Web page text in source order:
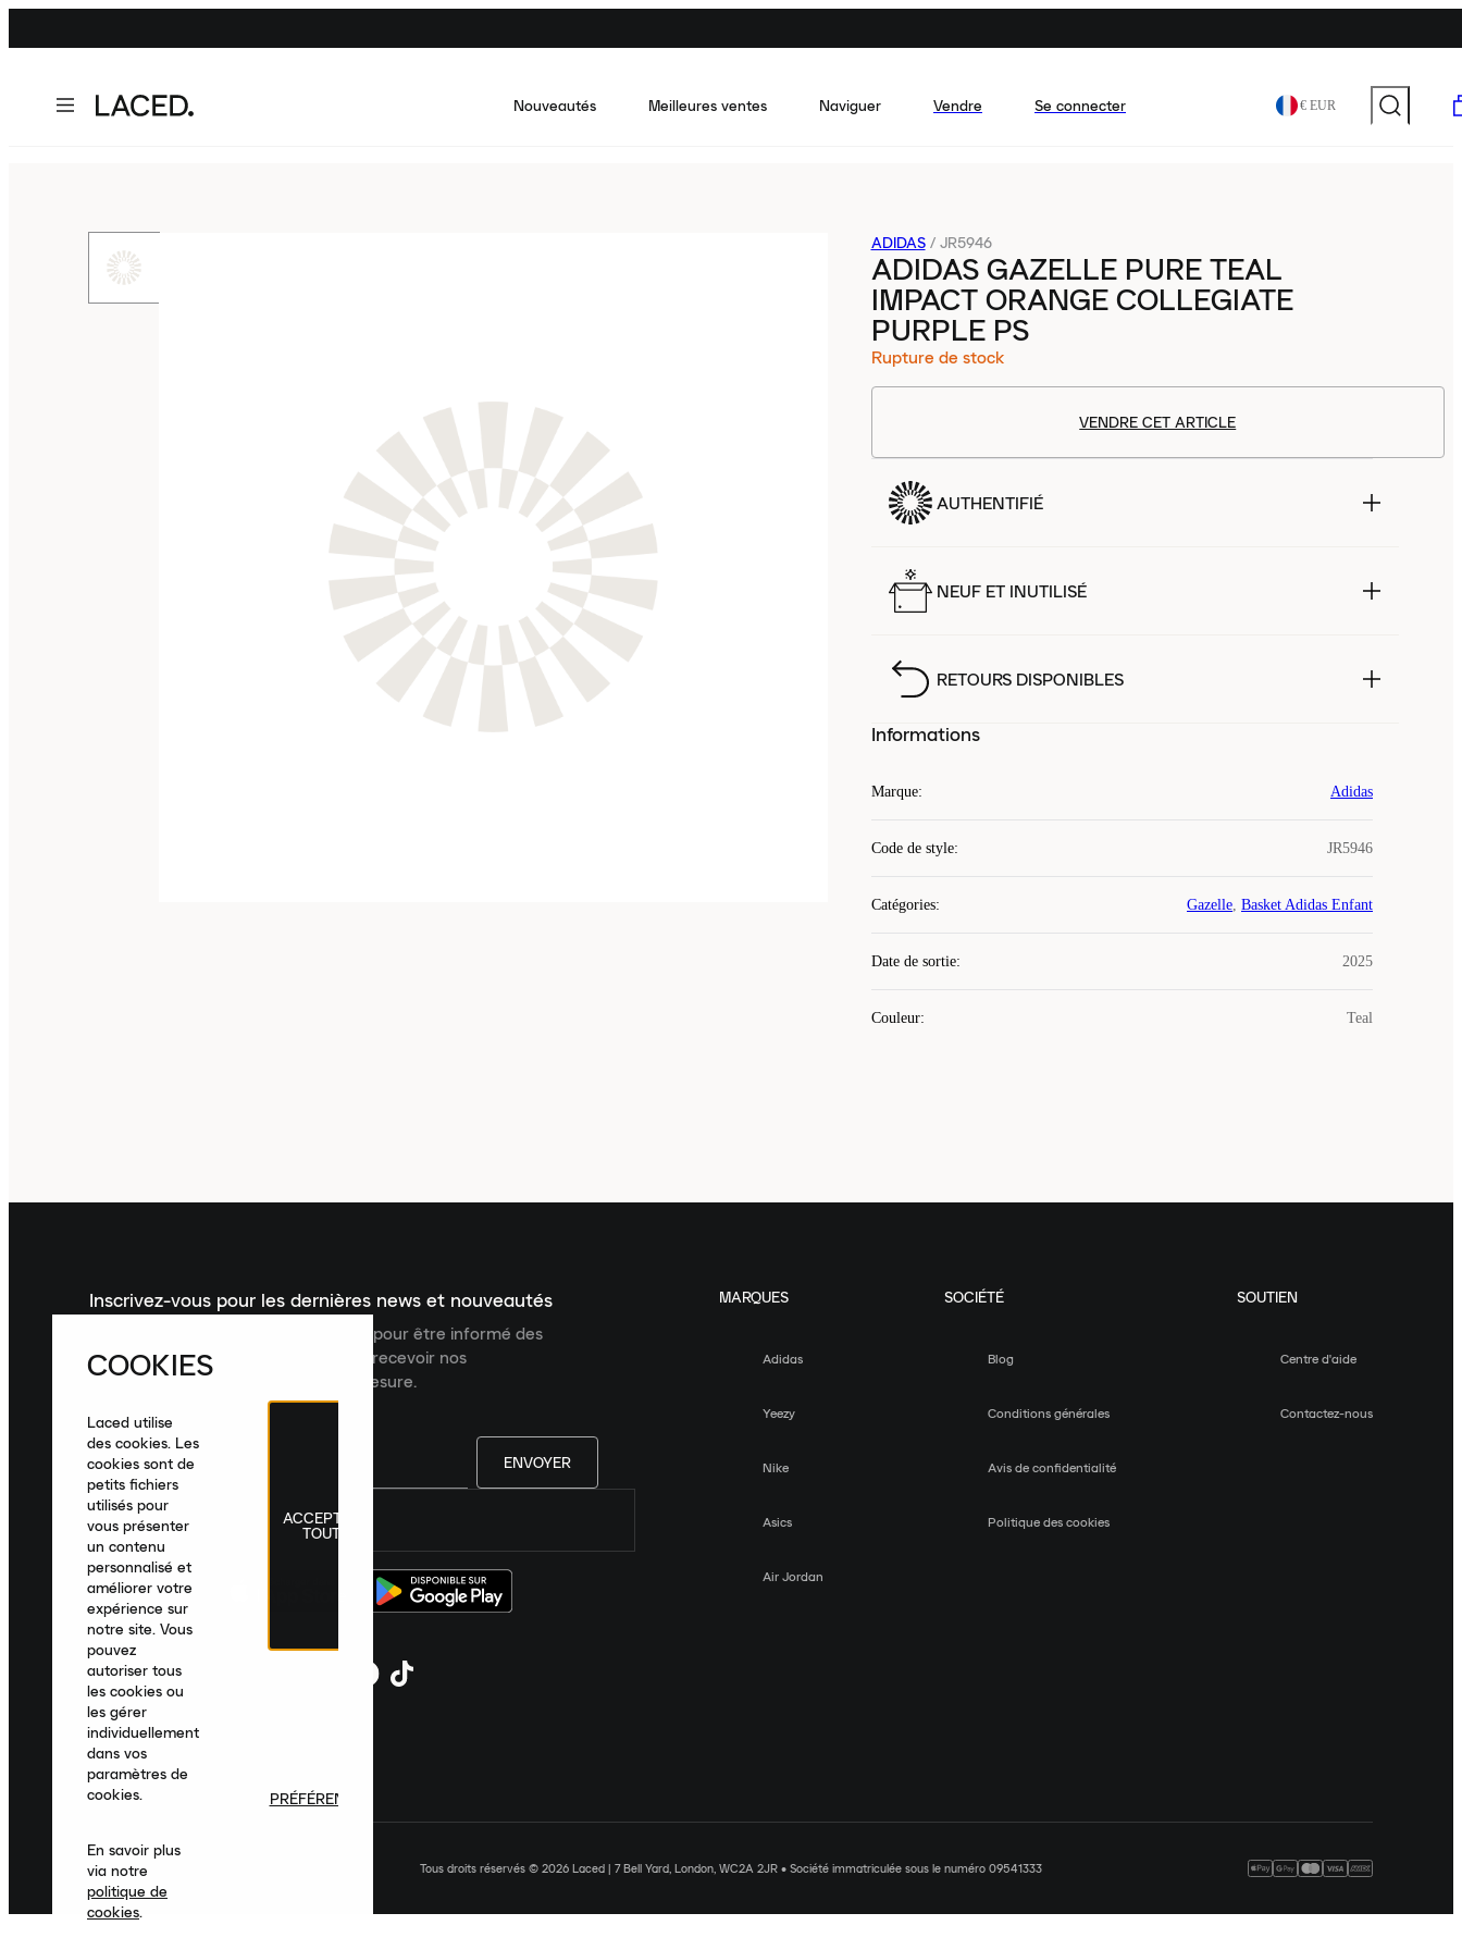
Nouveautés Meilleures ventes Naviguer Vendre Se connecter € EUR
ADIDAS / JR5946
ADIDAS GAZELLE PURE TEAL
IMPACT ORANGE COLLEGIATE
PURPLE PS
Rupture de stock
VENDRE CET ARTICLE
AUTHENTIFIÉ
NEUF ET INUTILISÉ
RETOURS DISPONIBLES
Informations
Marque: Adidas
Code de style: JR5946
Catégories: Gazelle, Basket Adidas Enfant
Date de sortie: 2025
Couleur: Teal
Inscrivez-vous pour les dernières news et nouveautés
Inscrivez-vous à la newsletter Laced pour être informé des
dernières nouveautés, collections et recevoir nos
recommandations de produits sur mesure.
ENVOYER
France|Français
MARQUES
Adidas
Yeezy
Nike
Asics
Air Jordan
SOCIÉTÉ
Blog
Conditions générales
Avis de confidentialité
Politique des cookies
SOUTIEN
Centre d'aide
Contactez-nous
Tous droits réservés © 2026 Laced | 7 Bell Yard, London, WC2A 2JR • Société immatriculée sous le numéro 09541333
COOKIES
Laced utilise
des cookies. Les
cookies sont de
petits fichiers
utilisés pour
vous présenter
un contenu
personnalisé et
améliorer votre
expérience sur
notre site. Vous
pouvez
autoriser tous
les cookies ou
les gérer
individuellement
dans vos
paramètres de
cookies.
En savoir plus
via notre
politique de
cookies.
ACCEPTER
TOUT
PRÉFÉRENCES